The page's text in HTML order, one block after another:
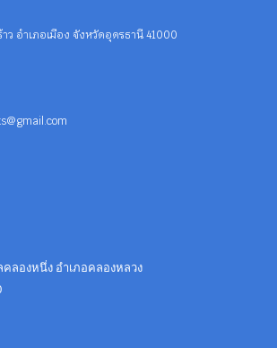
ว อำเภอเมือง จังหวัดอุดรธานี 41000
ลองหนึ่ง อำเภอคลองหลวง